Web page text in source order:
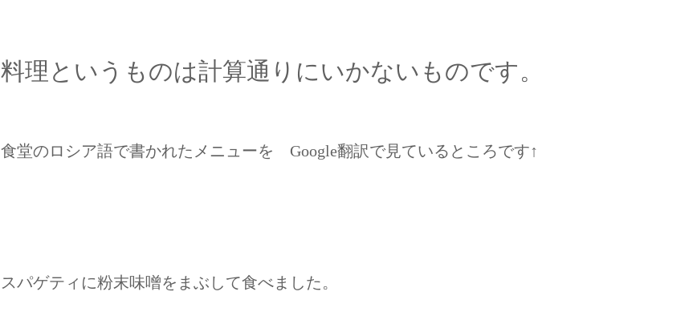
料理というものは計算通りにいかないものです。
食堂のロシア語で書かれたメニューを Google翻訳で見ているところです↑
スパゲティに粉末味噌をまぶして食べました。